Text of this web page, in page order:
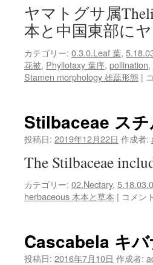
ヤマトグサ属
本と中国東部に
カテゴリー: 0.3.0.Leaf 葉,
花被, Phyllotaxy 葉序, pollination,
Stamen morphology 雄蕊形態 | 風
ペ
シ
リ
ヤ
グ
サ
属
Stilbaceae ス
投稿日: 2019年12月22日 作成者:
The Stilbaceae
カテゴリー: 02.Nectary,
herbaceous 木本と草本 |
ル
ベ
科
コメン
Cascabela キ
投稿日: 2016年7月10日 作成者: